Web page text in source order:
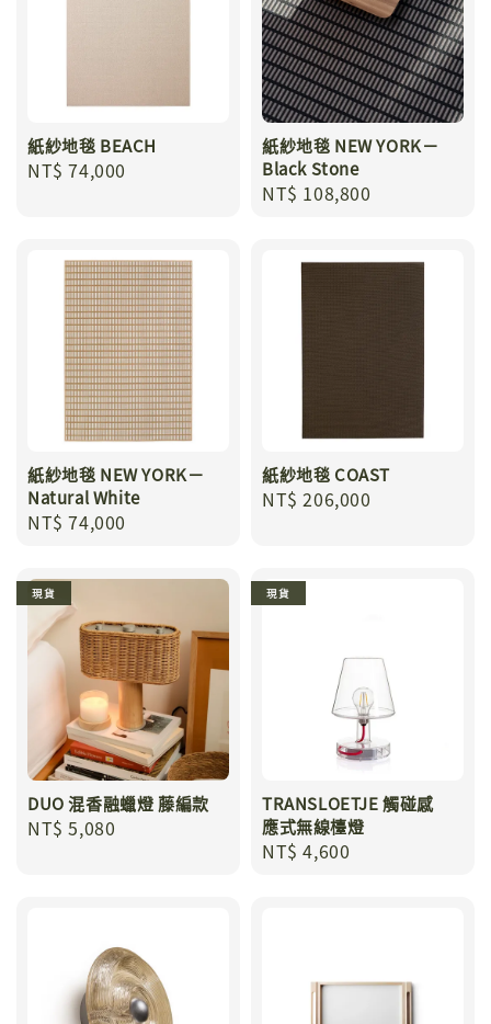
紙紗地毯 BEACH
Regular
NT$ 74,000
紙紗地毯 NEW YORK－
Black Stone
Regular
NT$ 108,800
紙紗地毯 NEW YORK－
Natural White
Regular
NT$ 74,000
紙紗地毯 COAST
Regular
NT$ 206,000
現貨
DUO 混香融蠟燈 藤編款
Regular
NT$ 5,080
現貨
TRANSLOETJE 觸碰感
應式無線檯燈
Regular
NT$ 4,600